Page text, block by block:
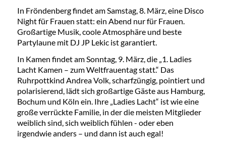
In Fröndenberg findet am Samstag, 8. März, eine Disco
Night für Frauen statt: ein Abend nur für Frauen.
Großartige Musik, coole Atmosphäre und beste
Partylaune mit DJ JP Lekic ist garantiert.
In Kamen findet am Sonntag, 9. März, die „1. Ladies
Lacht Kamen – zum Weltfrauentag statt.“ Das
Ruhrpottkind Andrea Volk, scharfzüngig, pointiert und
polarisierend, lädt sich großartige Gäste aus Hamburg,
Bochum und Köln ein. Ihre „Ladies Lacht“ ist wie eine
große verrückte Familie, in der die meisten Mitglieder
weiblich sind, sich weiblich fühlen - oder eben
irgendwie anders – und dann ist auch egal!